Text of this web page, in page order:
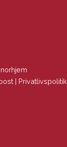
| Privatlivspolitik